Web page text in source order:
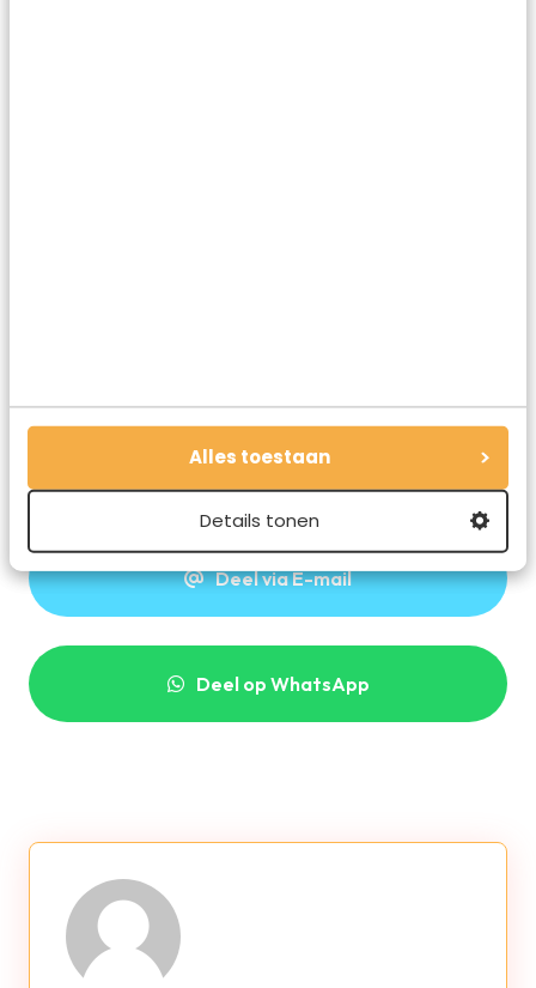
Alles toestaan
Details tonen
Deel dit artikel
Deel via E-mail
Deel op WhatsApp